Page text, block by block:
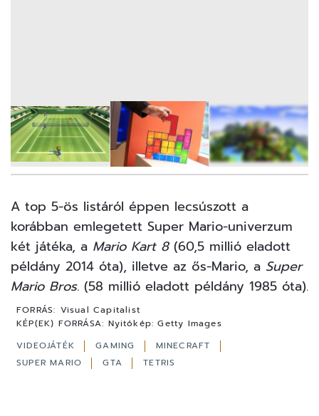
A top 5-ös listáról éppen lecsúszott a
korábban emlegetett Super Mario-univerzum
két játéka, a Mario Kart 8(60,5 millió eladott
példány 2014 óta), illetve az ős-Mario, a Super
Mario Bros. (58 millió eladott példány 1985 óta).
FORRÁS: Visual Capitalist
KÉP(EK) FORRÁSA: Nyitókép: Getty Images
VIDEOJÁTÉK
GAMING
MINECRAFT
SUPER MARIO
GTA TETRIS